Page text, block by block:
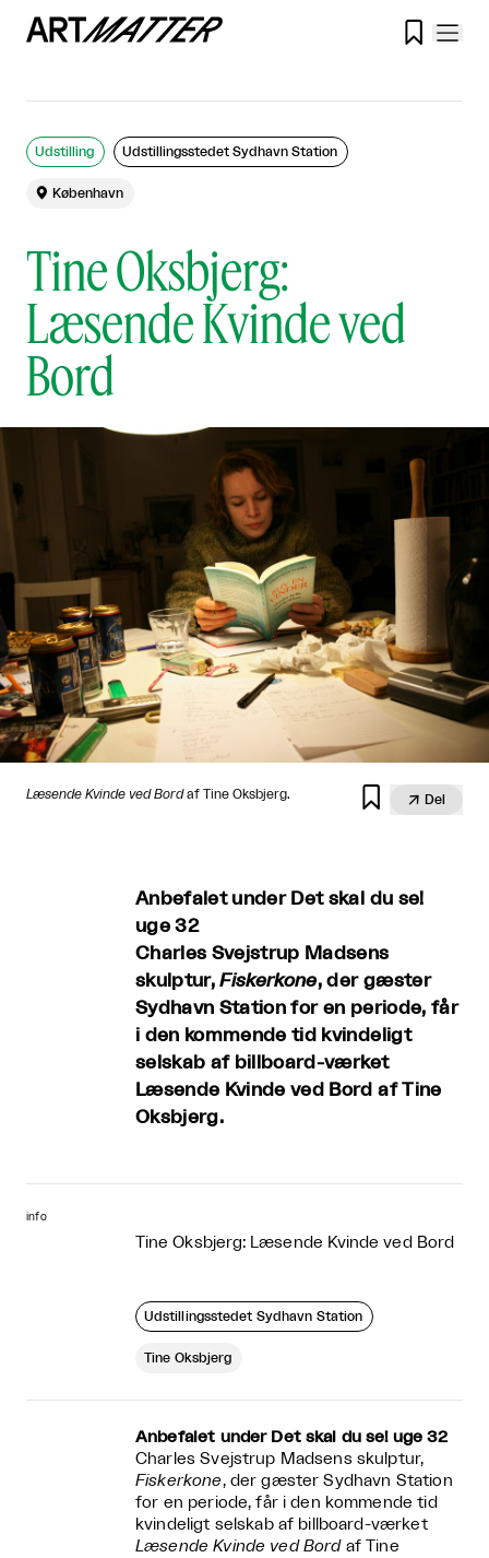

Tine Oksbjerg:
Læsende Kvinde ved
Bord
Udstilling Udstillingsstedet Sydhavn Station
 København
Læsende Kvinde ved Bordaf Tine Oksbjerg.   Del
Anbefalet under Det skal du se!
uge 32
Charles Svejstrup Madsens
skulptur,Fiskerkone, der gæster
Sydhavn Station for en periode, får
i den kommende tid kvindeligt
selskab af billboard-værket
Læsende Kvinde ved Bord af Tine
Oksbjerg.
info
Tine Oksbjerg: Læsende Kvinde ved Bord
Udstillingsstedet Sydhavn Station
Tine Oksbjerg
Anbefalet under Det skal du se! uge 32
Charles Svejstrup Madsens skulptur,
Fiskerkone, der gæster Sydhavn Station
for en periode, får i den kommende tid
kvindeligt selskab af billboard-værket
Læsende Kvinde ved Bordaf Tine